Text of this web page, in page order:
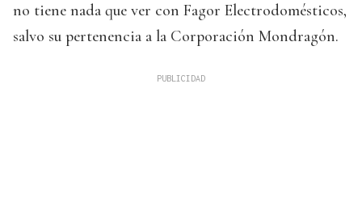
no tiene nada que ver con Fagor Electrodomésticos,
salvo su pertenencia a la Corporación Mondragón.